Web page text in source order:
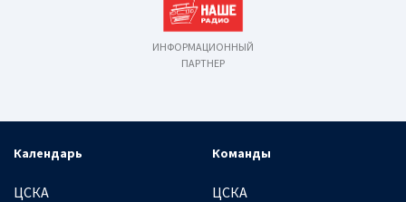
ИНФОРМАЦИОННЫЙ
ПАРТНЕР
Календарь
ЦСКА
Команды
ЦСКА